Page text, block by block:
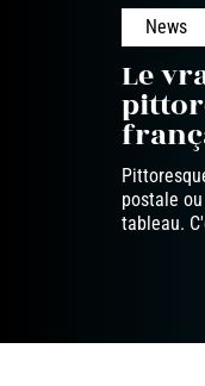
News
Le
postale
tableau.